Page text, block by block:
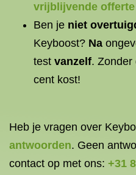
vrijblijvende offerte
Ben je niet
Keyboost? Na
test vanzelf. Zonder
cent kost!
Heb je vragen over
antwoorden. Geen
contact op met ons: +31